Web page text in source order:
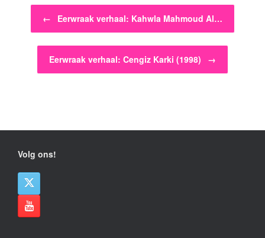
Bericht navigatie
← Eerwraak verhaal: Kahwla Mahmoud Al…
Eerwraak verhaal: Cengiz Karki (1998) →
Volg ons!